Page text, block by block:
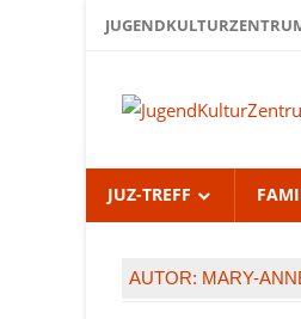
Zum
JUZ-TREFF
AUTOR: MARY-